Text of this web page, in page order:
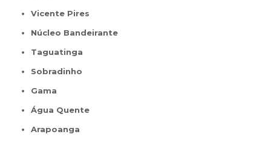
Vicente Pires
Núcleo Bandeirante
Taguatinga
Sobradinho
Gama
Água Quente
Arapoanga